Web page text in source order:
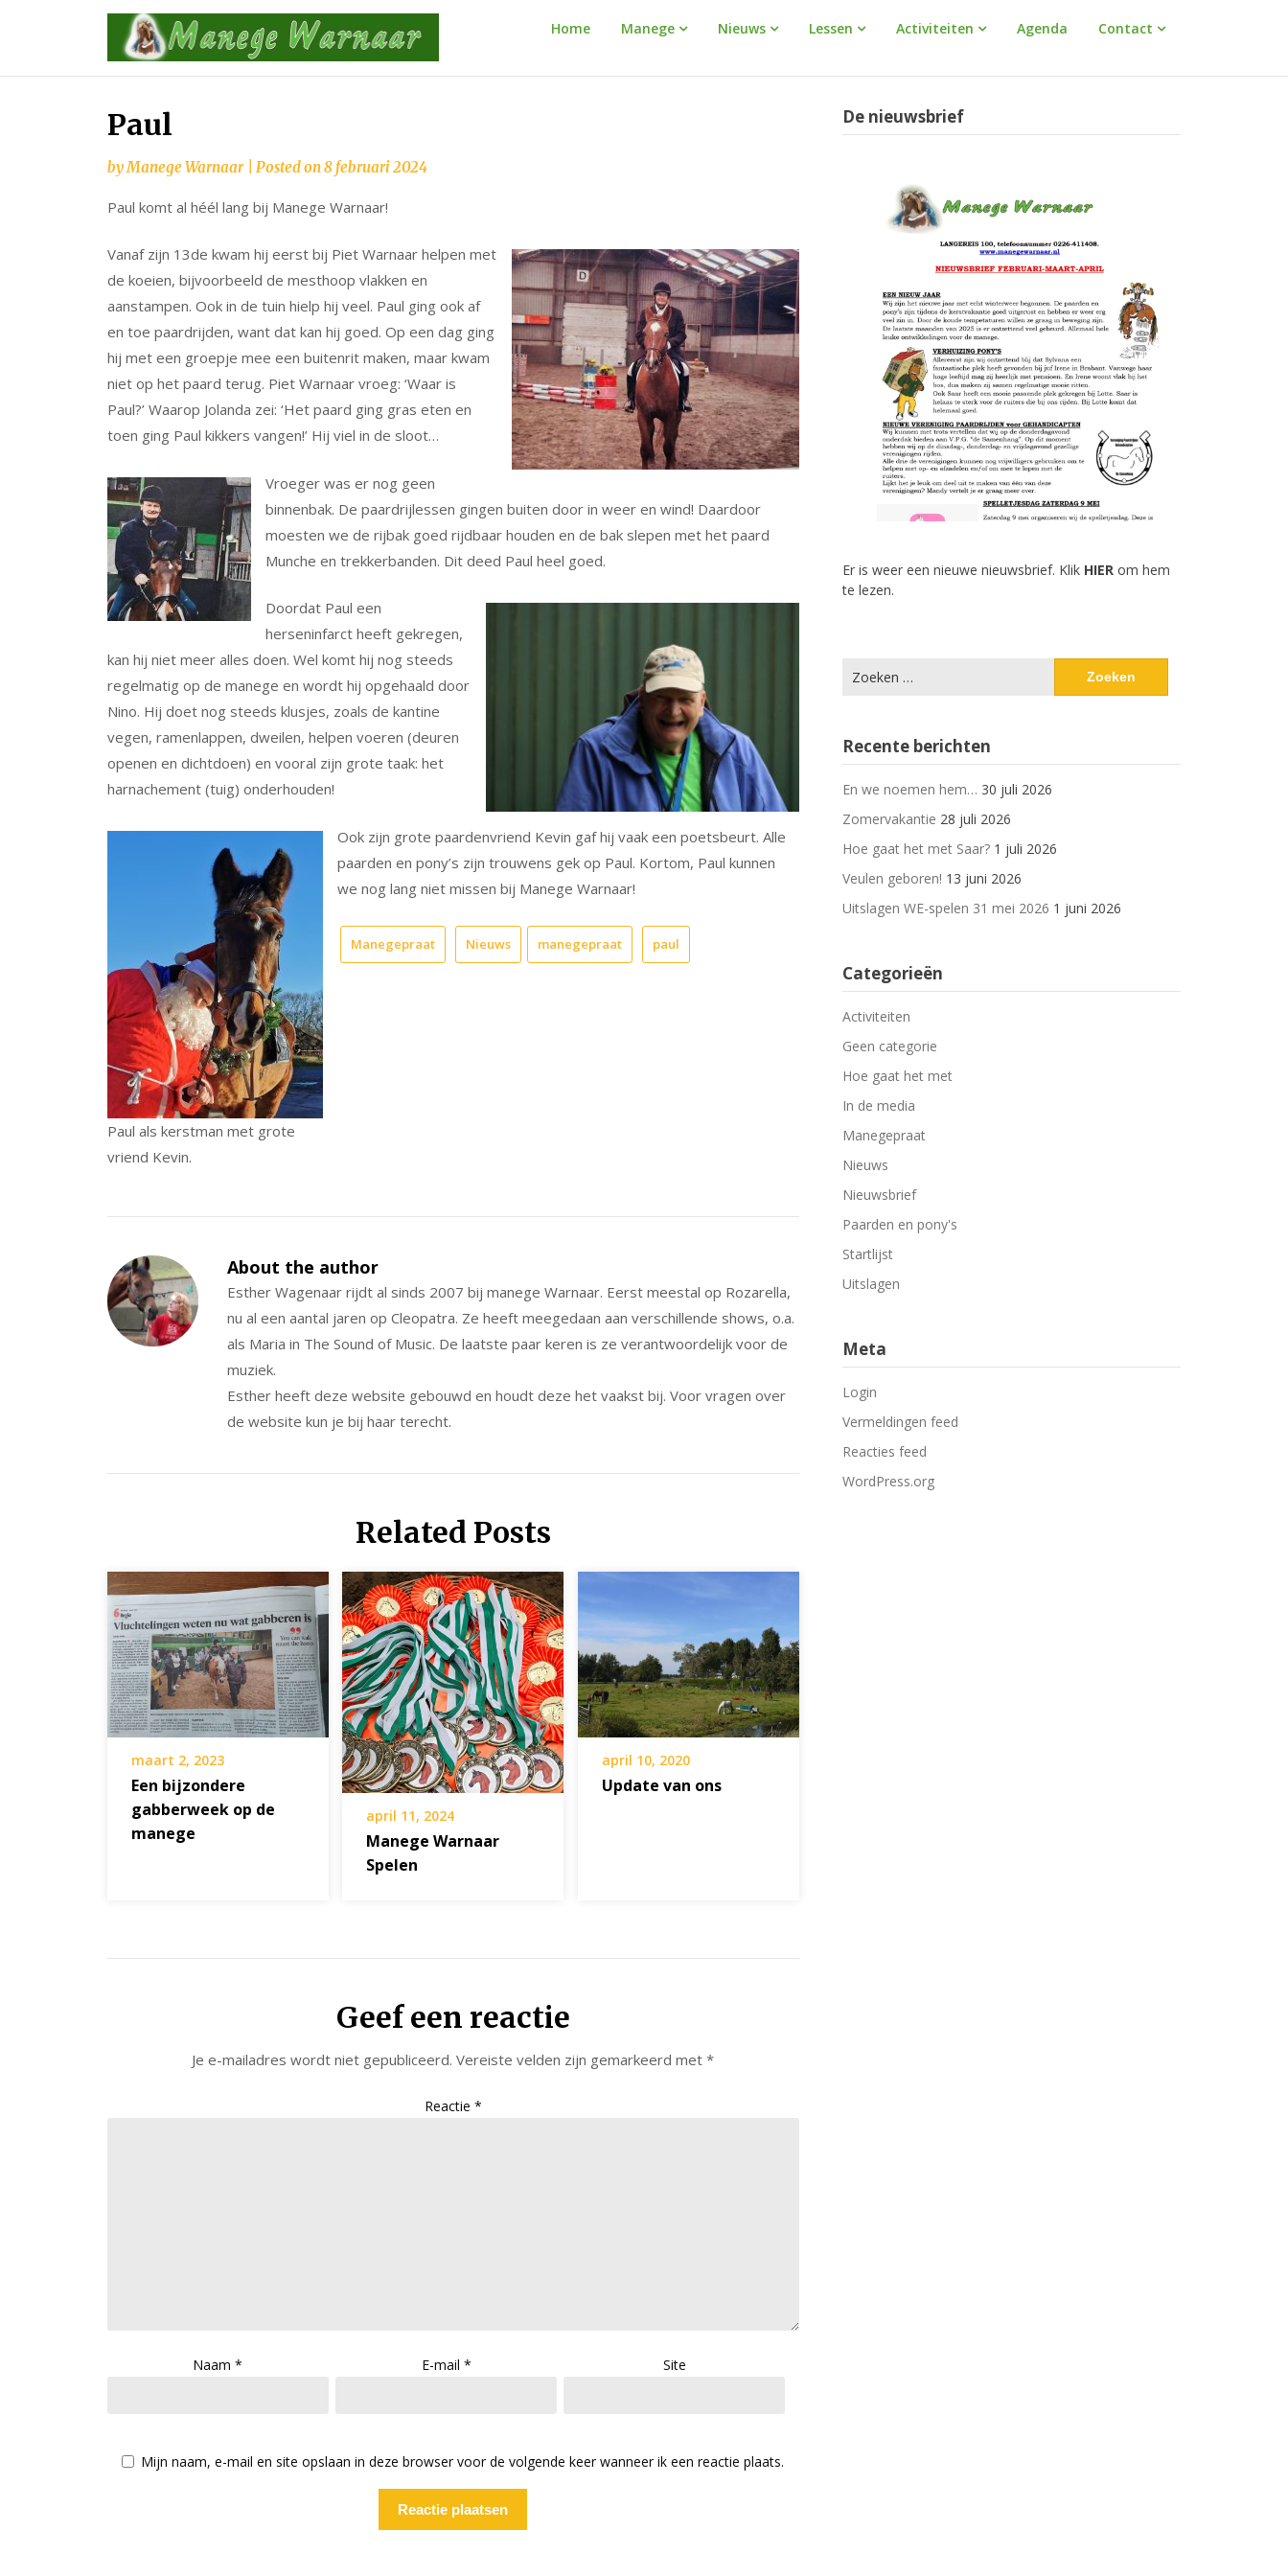
Home Manege Nieuws Lessen Activiteiten Agenda Contact
Paul
byManege Warnaar Posted on8 februari 2024
Paul komt al héél lang bij Manege Warnaar!
Vanaf zijn 13de kwam hij eerst bij Piet Warnaar helpen met
de koeien, bijvoorbeeld de mesthoop vlakken en
aanstampen. Ook in de tuin hielp hij veel. Paul ging ook af
en toe paardrijden, want dat kan hij goed. Op een dag ging
hij met een groepje mee een buitenrit maken, maar kwam
niet op het paard terug. Piet Warnaar vroeg: ‘Waar is
Paul?’ Waarop Jolanda zei: ‘Het paard ging gras eten en
toen ging Paul kikkers vangen!’ Hij viel in de sloot…
Vroeger was er nog geen
binnenbak. De paardrijlessen gingen buiten door in weer en wind! Daardoor
moesten we de rijbak goed rijdbaar houden en de bak slepen met het paard
Munche en trekkerbanden. Dit deed Paul heel goed.
Doordat Paul een
herseninfarct heeft gekregen,
kan hij niet meer alles doen. Wel komt hij nog steeds
regelmatig op de manege en wordt hij opgehaald door
Nino. Hij doet nog steeds klusjes, zoals de kantine
vegen, ramenlappen, dweilen, helpen voeren (deuren
openen en dichtdoen) en vooral zijn grote taak: het
harnachement (tuig) onderhouden!
Paul als kerstman met grote
vriend Kevin.
Ook zijn grote paardenvriend Kevin gaf hij vaak een poetsbeurt. Alle
paarden en pony’s zijn trouwens gek op Paul. Kortom, Paul kunnen
we nog lang niet missen bij Manege Warnaar!
Manegepraat Nieuws manegepraat paul
About the author
Esther Wagenaar rijdt al sinds 2007 bij manege Warnaar. Eerst meestal op Rozarella,
nu al een aantal jaren op Cleopatra. Ze heeft meegedaan aan verschillende shows, o.a.
als Maria in The Sound of Music. De laatste paar keren is ze verantwoordelijk voor de
muziek.
Esther heeft deze website gebouwd en houdt deze het vaakst bij. Voor vragen over
de website kun je bij haar terecht.
Related Posts
maart 2, 2023
Een bijzondere
gabberweek op de
manege
april 11, 2024
Manege Warnaar
Spelen
april 10, 2020
Update van ons
Geef een reactie
Je e-mailadres wordt niet gepubliceerd. Vereiste velden zijn gemarkeerd met*
Reactie *
Naam* E-mail * Site
Mijn naam, e-mail en site opslaan in deze browser voor de volgende keer wanneer ik een reactie plaats.
De nieuwsbrief
Er is weer een nieuwe nieuwsbrief. Klik HIER om hem
te lezen.
naar:
Recente berichten
En we noemen hem… 30 juli 2026
Zomervakantie 28 juli 2026
Hoe gaat het met Saar? 1 juli 2026
Veulen geboren! 13 juni 2026
Uitslagen WE-spelen 31 mei 2026 1 juni 2026
Categorieën
Activiteiten
Geen categorie
Hoe gaat het met
In de media
Manegepraat
Nieuws
Nieuwsbrief
Paarden en pony's
Startlijst
Uitslagen
Meta
Login
Vermeldingen feed
Reacties feed
WordPress.org